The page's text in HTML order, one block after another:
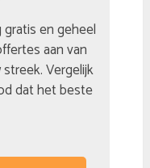
en geheel
aan van
Vergelijk
dat het beste